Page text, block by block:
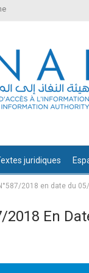
juridiques
2018 en date du
2018 En